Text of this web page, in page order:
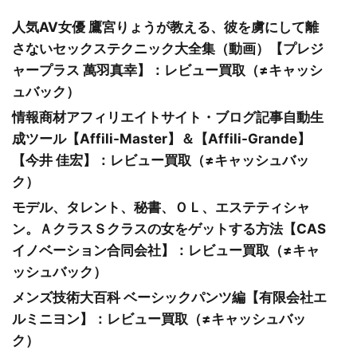
人気AV女優 鷹宮りょうが教える、彼を虜にして離
さないセックステクニック大全集（動画）【プレジ
ャープラス 萬羽真幸】：レビュー買取（≠キャッシ
ュバック）
情報商材アフィリエイトサイト・ブログ記事自動生
成ツール【Affili-Master】＆【Affili-Grande】
【今井 佳宏】：レビュー買取（≠キャッシュバッ
ク）
モデル、タレント、秘書、ＯＬ、エステティシャ
ン。ＡクラスＳクラスの女をゲットする方法【CAS
イノベーション合同会社】：レビュー買取（≠キャ
ッシュバック）
メンズ技術大百科 ベーシックパンツ編【有限会社エ
ルミニヨン】：レビュー買取（≠キャッシュバッ
ク）